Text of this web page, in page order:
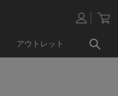
アウトレット